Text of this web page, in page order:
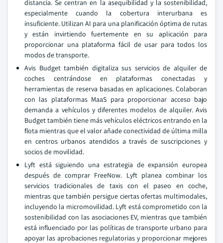
distancia. Se centran en la asequibilidad y la sostenibilidad,
especialmente cuando la cobertura interurbana es
insuficiente. Utilizan AI para una planificación óptima de rutas
y están invirtiendo fuertemente en su aplicación para
proporcionar una plataforma fácil de usar para todos los
modos de transporte.
Avis Budget también digitaliza sus servicios de alquiler de
coches centrándose en plataformas conectadas y
herramientas de reserva basadas en aplicaciones. Colaboran
con las plataformas MaaS para proporcionar acceso bajo
demanda a vehículos y diferentes modelos de alquiler. Avis
Budget también tiene más vehículos eléctricos entrando en la
flota mientras que el valor añade conectividad de última milla
en centros urbanos atendidos a través de suscripciones y
socios de movilidad.
Lyft está siguiendo una estrategia de expansión europea
después de comprar FreeNow. Lyft planea combinar los
servicios tradicionales de taxis con el paseo en coche,
mientras que también persigue ciertas ofertas multimodales,
incluyendo la micromovilidad. Lyft está comprometido con la
sostenibilidad con las asociaciones EV, mientras que también
está influenciado por las políticas de transporte urbano para
apoyar las aprobaciones regulatorias y proporcionar mejores